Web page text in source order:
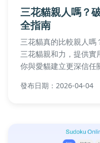
三花貓親人嗎？
全指南
三花貓真的比較親人
三花貓親和力，提供實
你與愛貓建立更深信任
發布日期：2026-04-04